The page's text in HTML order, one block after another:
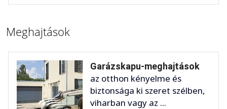
Meghajtások
Garázskapu-meghajtások
az otthon kényelme és
biztonsága ki szeret szélben,
viharban vagy az ...